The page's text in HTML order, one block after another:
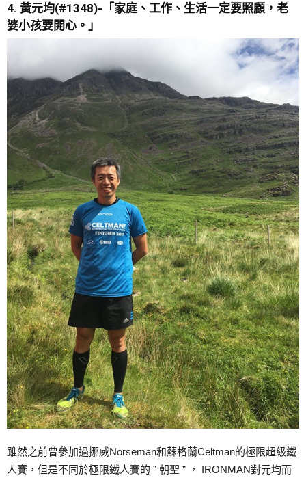
4. 黃元均(#1348)- 「家庭、工作、生活一定要照顧，老
婆小孩要開心。」
雖然之前曾參加過挪威Norseman和蘇格蘭Celtman的極限超級鐵
人賽，但是不同於極限鐵人賽的 ” 朝聖 ” ， IRONMAN對元均而